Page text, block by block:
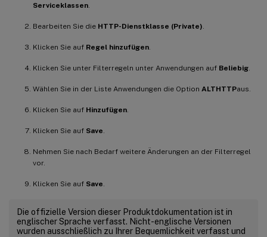
Serviceklassen
Bearbeiten Sie die HTTP-Dienstklasse (Private)
Klicken Sie auf Regel hinzufügen
Klicken Sie unter Filterregeln unter Anwendungen auf Beliebig
Wählen Sie in der Liste Anwendungen die Option ALTHTTPaus.
Klicken Sie auf Hinzufügen
Klicken Sie auf Save
Nehmen Sie nach Bedarf weitere Änderungen an der Filterregel
vor.
Klicken Sie auf Save
Die offizielle Version dieser Produktdokumentation ist in
englischer Sprache verfasst. Nicht-englische Versionen
wurden ausschließlich zu Ihrer Bequemlichkeit verfasst und